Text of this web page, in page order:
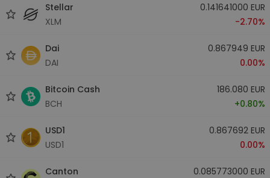
Stellar
XLM
0.141641000 EUR
-2.70%
Dai
DAI
0.867949 EUR
0.00%
Bitcoin Cash
BCH
186.080 EUR
+0.80%
USD1
USD1
0.867692 EUR
0.00%
Canton
0.085773000 EUR